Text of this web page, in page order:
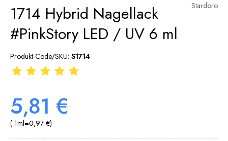
Stardoro
1714 Hybrid Nagellack
#PinkStory LED / UV 6 ml
Produkt-Code/SKU: S1714
5,81 €
( 1ml=0,97 €)